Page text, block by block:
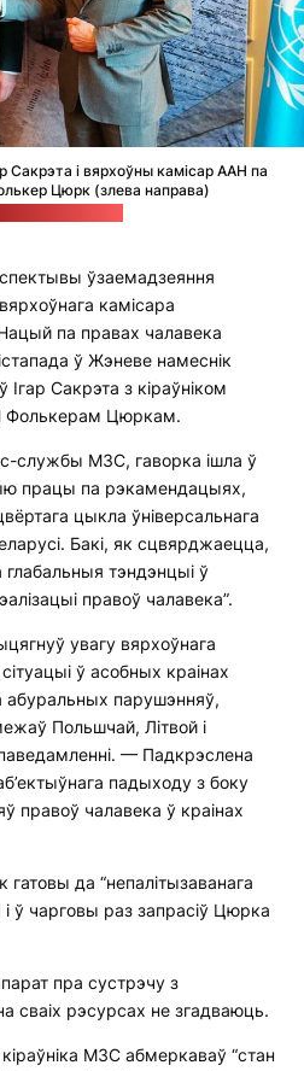
Сакрэта і вярхоўны камісар ААН па
Цюрк (злева направа)
ўзаемадзеяння
камісара
па правах чалавека
ў Жэневе намеснік
Сакрэта з кіраўніком
Фолькерам Цюркам.
службы МЗС, гаворка ішла ў
працы па рэкамендацыях,
цыкла ўніверсальнага
Бакі, як сцвярджаецца,
тэндэнцыі ў
правоў чалавека”.
увагу вярхоўнага
ў асобных краінах
абуральных парушэнняў,
Польшчай, Літвой і
— Падкрэслена
падыходу з боку
правоў чалавека ў краінах
гатовы да “непалітызаванага
ў чарговы раз запрасіў Цюрка
пра сустрэчу з
сваіх рэсурсах не згадваюць.
МЗС абмеркаваў “стан